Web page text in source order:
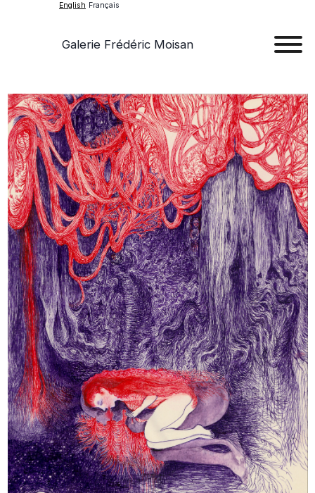
English Français
Galerie Frédéric Moisan